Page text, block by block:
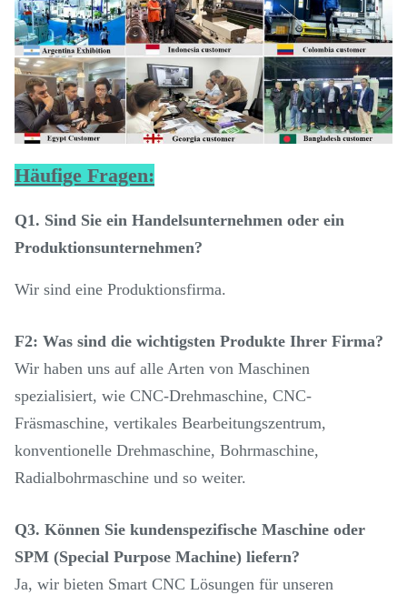
Häufige Fragen:
Q1. Sind Sie ein Handelsunternehmen oder ein
Produktionsunternehmen?
Wir sind eine Produktionsfirma.
F2: Was sind die wichtigsten Produkte Ihrer Firma?
Wir haben uns auf alle Arten von Maschinen
spezialisiert, wie CNC-Drehmaschine, CNC-
Fräsmaschine, vertikales Bearbeitungszentrum,
konventionelle Drehmaschine, Bohrmaschine,
Radialbohrmaschine und so weiter.
Q3. Können Sie kundenspezifische Maschine oder
SPM (Special Purpose Machine) liefern?
Ja, wir bieten Smart CNC Lösungen für unseren